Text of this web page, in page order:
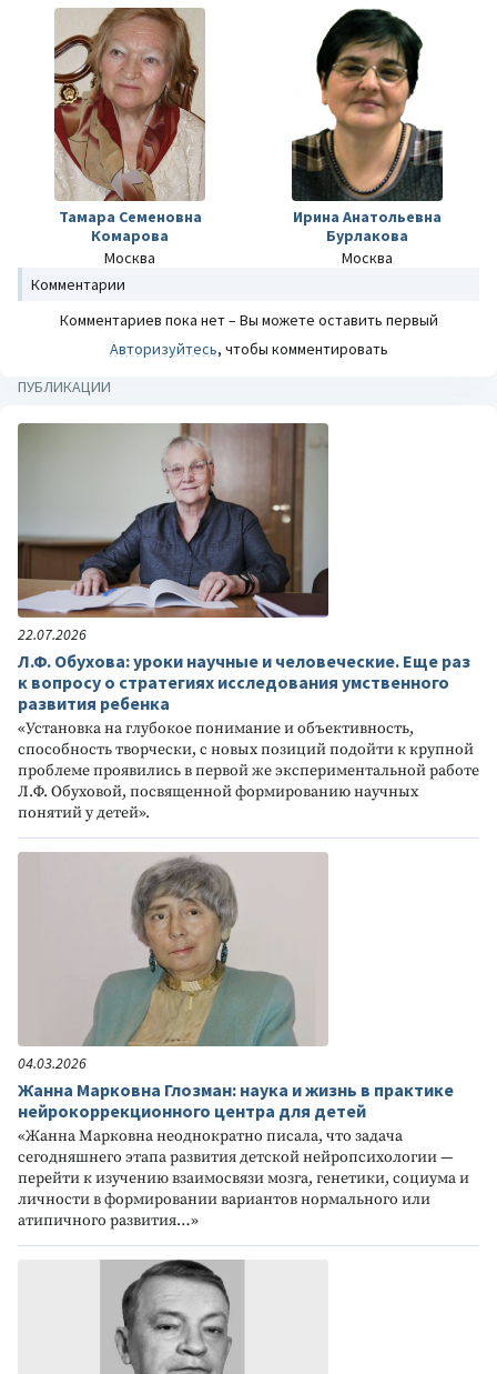
Тамара Семеновна
Комарова
Москва
Ирина Анатольевна
Бурлакова
Москва
Комментарии
Комментариев пока нет – Вы можете оставить первый
Авторизуйтесь, чтобы комментировать
ПУБЛИКАЦИИ
22.07.2026
Л.Ф. Обухова: уроки научные и человеческие. Еще раз
к вопросу о стратегиях исследования умственного
развития ребенка
«Установка на глубокое понимание и объективность,
способность творчески, с новых позиций подойти к крупной
проблеме проявились в первой же экспериментальной работе
Л.Ф. Обуховой, посвященной формированию научных
понятий у детей».
04.03.2026
Жанна Марковна Глозман: наука и жизнь в практике
нейрокоррекционного центра для детей
«Жанна Марковна неоднократно писала, что задача
сегодняшнего этапа развития детской нейропсихологии —
перейти к изучению взаимосвязи мозга, генетики, социума и
личности в формировании вариантов нормального или
атипичного развития…»